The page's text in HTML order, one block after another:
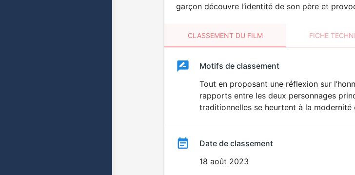
garçon découvre l’identité de son père et
CLASSEMENT DU FILM FICHE
ClassementClassement
Motifs de classement
Tout en proposant une réflexion sur
rapports entre les deux personnages
traditionnelles se heurtent à la modernité
Date de classement
18 août 2023